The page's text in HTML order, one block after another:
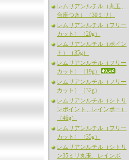
レムリアンルチル（丸玉、
台座つき）（30ミリ）
レムリアンルチル（フリー
カット）（20g）
レムリアンルチル（ポイン
ト）（35g）
レムリアンルチル（フリー
カット）（19g）
レムリアンルチル（フリー
カット）（32g）
レムリアンルチル（シトリ
ンポイント、レインボー）
（46g）
レムリアンルチル（フリー
カット）（35g）
レムリアンルチル（シトリ
ン35ミリ丸玉、レインボ